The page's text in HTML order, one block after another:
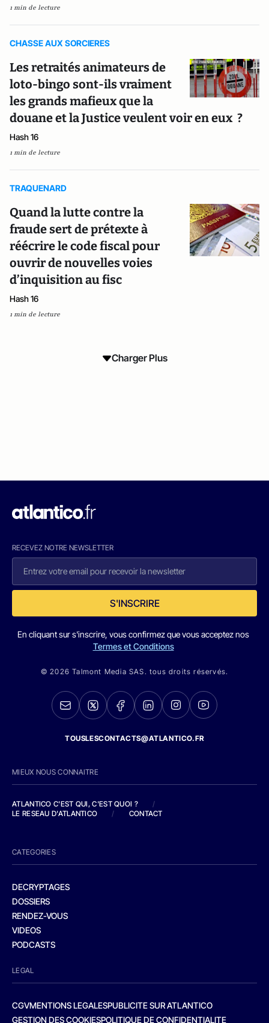
1 min de lecture
CHASSE AUX SORCIERES
Les retraités animateurs de
loto-bingo sont-ils vraiment
les grands mafieux que la
douane et la Justice veulent voir en eux ?
Hash 16
1 min de lecture
TRAQUENARD
Quand la lutte contre la
fraude sert de prétexte à
réécrire le code fiscal pour
ouvrir de nouvelles voies
d’inquisition au fisc
Hash 16
1 min de lecture
Charger Plus
RECEVEZ NOTRE NEWSLETTER
S'INSCRIRE
En cliquant sur s'inscrire, vous confirmez que vous acceptez nos
Termes et Conditions
© 2026 Talmont Media SAS. tous droits réservés.
TOUSLESCONTACTS@ATLANTICO.FR
MIEUX NOUS CONNAITRE
ATLANTICO C'EST QUI, C'EST QUOI ?
/
LE RESEAU D'ATLANTICO
/ CONTACT
CATEGORIES
DECRYPTAGES
DOSSIERS
RENDEZ-VOUS
VIDEOS
PODCASTS
LEGAL
CGVMENTIONS LEGALESPUBLICITE SUR ATLANTICO
GESTION DES COOKIESPOLITIQUE DE CONFIDENTIALITE